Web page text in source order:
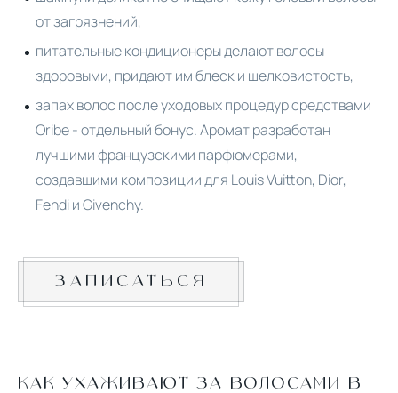
КАК УХАЖИВАЮТ ЗА ВОЛОСАМИ В
от загрязнений,
питательные кондиционеры делают волосы
здоровыми, придают им блеск и шелковистость,
запах волос после уходовых процедур средствами
Oribe - отдельный бонус. Аромат разработан
лучшими французскими парфюмерами,
создавшими композиции для Louis Vuitton, Dior,
Fendi и Givenchy.
ЗАПИСАТЬСЯ